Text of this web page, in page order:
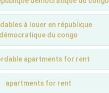
à louer en république
démocratique du congo
apartments for rent
apartments for rent